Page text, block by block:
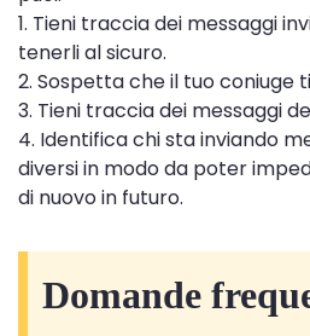
1. Tieni traccia dei messaggi
tenerli al sicuro.
2. Sospetta che il tuo coniuge
3. Tieni traccia dei messaggi
4. Identifica chi sta inviando
diversi in modo da poter
di nuovo in futuro.
Domande